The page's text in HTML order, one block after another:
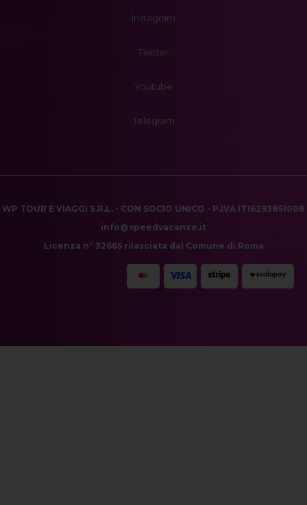
Instagram
Twitter
Youtube
Telegram
WP TOUR E VIAGGI S.R.L. - CON SOCIO UNICO - P.IVA IT16293851008
info@speedvacanze.it
Licenza n° 32665 rilasciata dal Comune di Roma